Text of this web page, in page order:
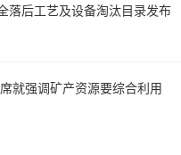
落后工艺及设备淘汰目录发布
就强调矿产资源要综合利用